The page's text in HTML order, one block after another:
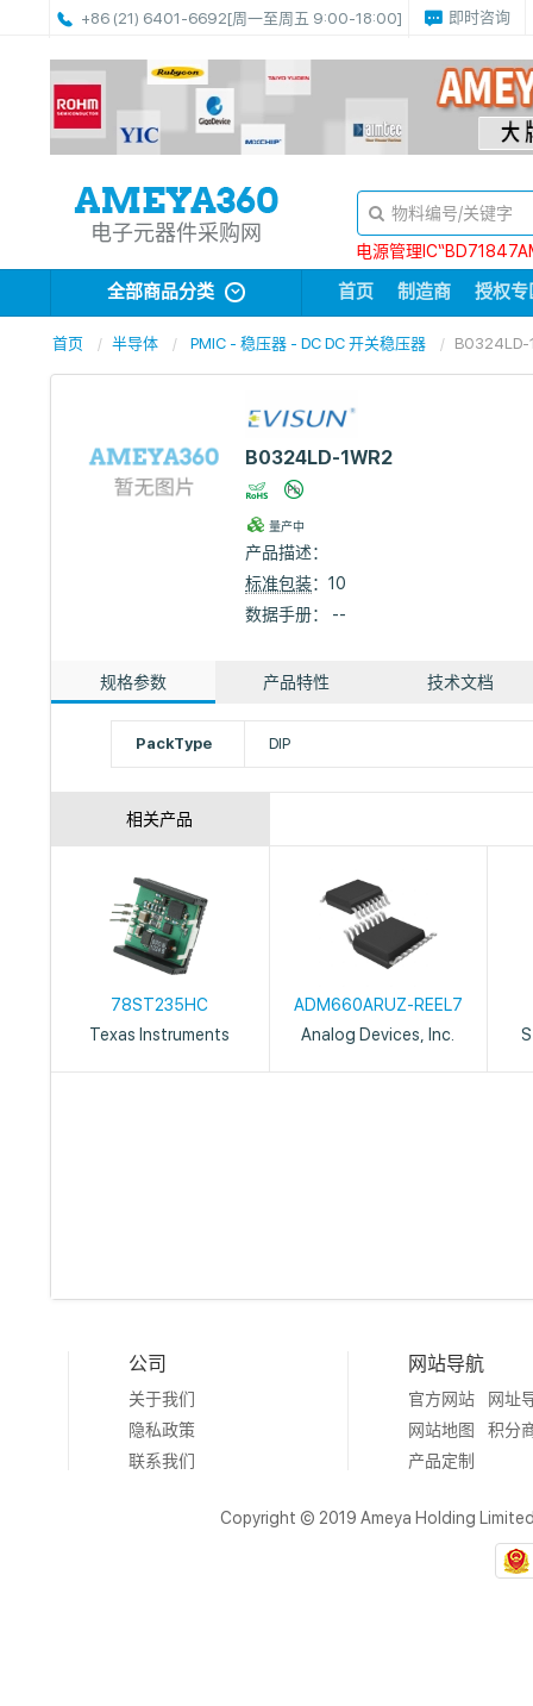
+86 (21) 6401-6692[周一至周五 9:00-18:00] 即时咨询
电子元器件采购网
电源管理
全部商品分类 首页 制造商 授权专
首页 半导体 PMIC - 稳压器 - DC DC 开关稳压器 B0324LD-
B0324LD-1WR2
量产中
产品描述：
标准包装：10
数据手册： --
规格参数 产品特性 技术文档
PackType DIP
相关产品
78ST235HC
Texas Instruments
ADM660ARUZ-REEL7
Analog Devices, Inc.
公司
关于我们
隐私政策
联系我们
网站导航
官方网站
网址
网站地图
积分
产品定制
Copyright © 2019 Ameya Holding